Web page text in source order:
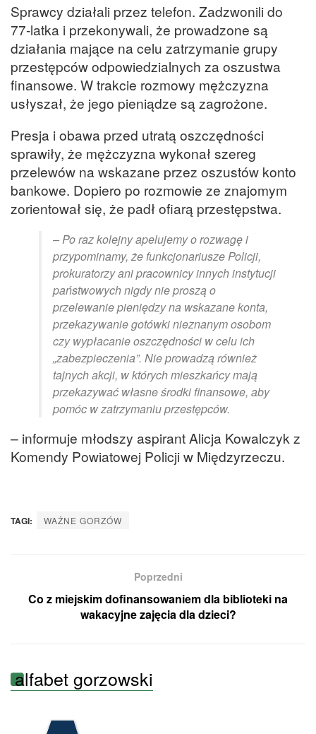
Sprawcy działali przez telefon. Zadzwonili do
77-latka i przekonywali, że prowadzone są
działania mające na celu zatrzymanie grupy
przestępców odpowiedzialnych za oszustwa
finansowe. W trakcie rozmowy mężczyzna
usłyszał, że jego pieniądze są zagrożone.
Presja i obawa przed utratą oszczędności
sprawiły, że mężczyzna wykonał szereg
przelewów na wskazane przez oszustów konto
bankowe. Dopiero po rozmowie ze znajomym
zorientował się, że padł ofiarą przestępstwa.
– Po raz kolejny apelujemy o rozwagę i
przypominamy, że funkcjonariusze Policji,
prokuratorzy ani pracownicy innych instytucji
państwowych nigdy nie proszą o
przelewanie pieniędzy na wskazane konta,
przekazywanie gotówki nieznanym osobom
czy wypłacanie oszczędności w celu ich
„zabezpieczenia”. Nie prowadzą również
tajnych akcji, w których mieszkańcy mają
przekazywać własne środki finansowe, aby
pomóc w zatrzymaniu przestępców.
– informuje młodszy aspirant Alicja Kowalczyk z
Komendy Powiatowej Policji w Międzyrzeczu.
TAGI: WAŻNE GORZÓW
Poprzedni
Co z miejskim dofinansowaniem dla biblioteki na
wakacyjne zajęcia dla dzieci?
alfabet gorzowski